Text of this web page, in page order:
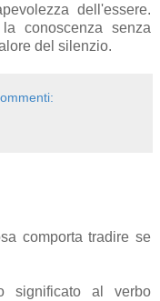
dell'essere.
conoscenza senza
del silenzio.
comporta tradire se
significato al verbo